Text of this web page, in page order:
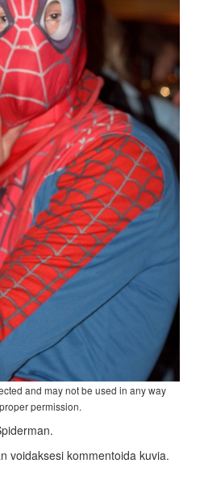
and may not be used in any way
permission.
voidaksesi kommentoida kuvia.